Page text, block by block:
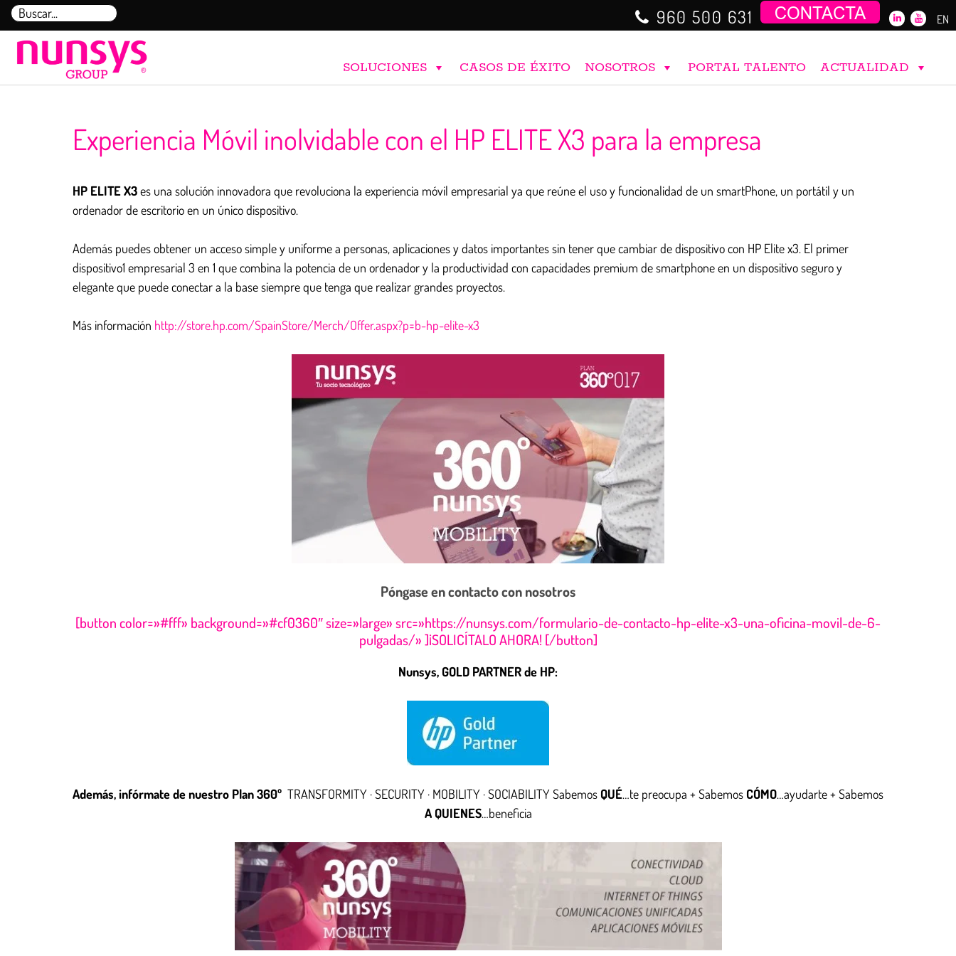
Saltar
al
contenido
960 500 631
Buscar: EN
SOLUCIONES CASOS DE ÉXITO NOSOTROS PORTAL TALENTO ACTUALIDAD
Experiencia Móvil inolvidable con el HP ELITE X3 para la empresa
HP ELITE X3es una solución innovadora que revoluciona la experiencia móvil empresarial ya que reúne el uso y funcionalidad de un smartPhone, un portátil y un
ordenador de escritorio en un único dispositivo.
Además puedes obtener un acceso simple y uniforme a personas, aplicaciones y datos importantes sin tener que cambiar de dispositivo con HP Elite x3. El primer
dispositivo1 empresarial 3 en 1 que combina la potencia de un ordenador y la productividad con capacidades premium de smartphone en un dispositivo seguro y
elegante que puede conectar a la base siempre que tenga que realizar grandes proyectos.
Más información http://store.hp.com/SpainStore/Merch/Offer.aspx?p=b-hp-elite-x3
Póngase en contacto con nosotros
[button color=»#fff» background=»#cf0360″ size=»large» src=»https://nunsys.com/formulario-de-contacto-hp-elite-x3-una-oficina-movil-de-6-
pulgadas/» ]¡SOLICÍTALO AHORA! [/button]
Nunsys, GOLD PARTNER de HP:
Además, infórmate de nuestro Plan 360º TRANSFORMITY · SECURITY · MOBILITY · SOCIABILITY Sabemos QUÉ…te preocupa + Sabemos CÓMO…ayudarte + Sabemos
A QUIENES…beneficia